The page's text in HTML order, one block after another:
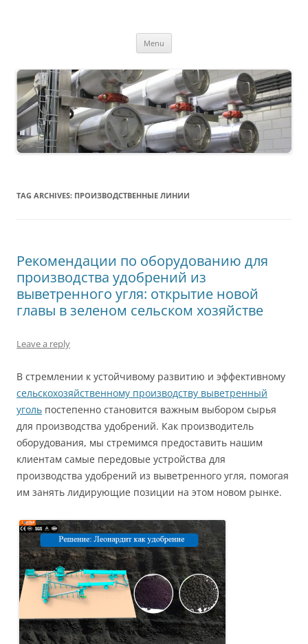
Menu
TAG ARCHIVES: ПРОИЗВОДСТВЕННЫЕ ЛИНИИ
Рекомендации по оборудованию для
производства удобрений из
выветренного угля: открытие новой
главы в зеленом сельском хозяйстве
Leave a reply
В стремлении к устойчивому развитию и эффективному
сельскохозяйственному производству выветренный
уголь постепенно становится важным выбором сырья
для производства удобрений. Как производитель
оборудования, мы стремимся предоставить нашим
клиентам самые передовые устройства для
производства удобрений из выветренного угля, помогая
им занять лидирующие позиции на этом новом рынке.